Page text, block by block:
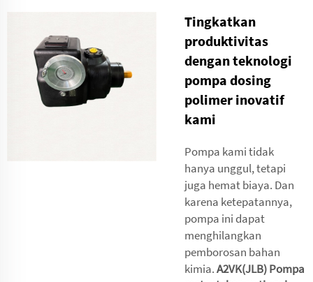
Tingkatkan
produktivitas
dengan teknologi
pompa dosing
polimer inovatif
kami
Pompa kami tidak
hanya unggul, tetapi
juga hemat biaya. Dan
karena ketepatannya,
pompa ini dapat
menghilangkan
pemborosan bahan
kimia.A2VK(JLB) Pompa